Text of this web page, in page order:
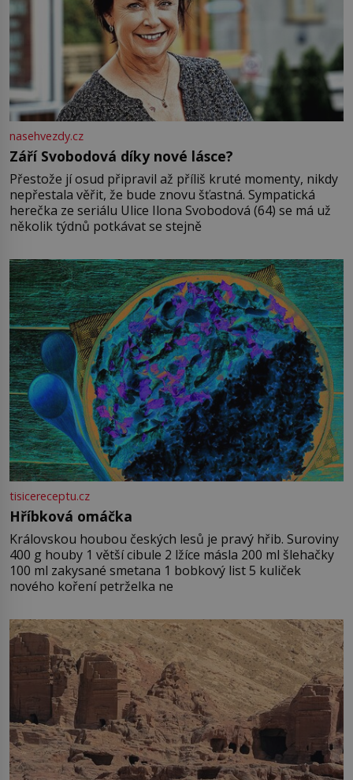
nasehvezdy.cz
Září Svobodová díky nové lásce?
Přestože jí osud připravil až příliš kruté momenty, nikdy
nepřestala věřit, že bude znovu šťastná. Sympatická
herečka ze seriálu Ulice Ilona Svobodová (64) se má už
několik týdnů potkávat se stejně
tisicereceptu.cz
Hříbková omáčka
Královskou houbou českých lesů je pravý hřib. Suroviny
400 g houby 1 větší cibule 2 lžíce másla 200 ml šlehačky
100 ml zakysané smetana 1 bobkový list 5 kuliček
nového koření petrželka ne